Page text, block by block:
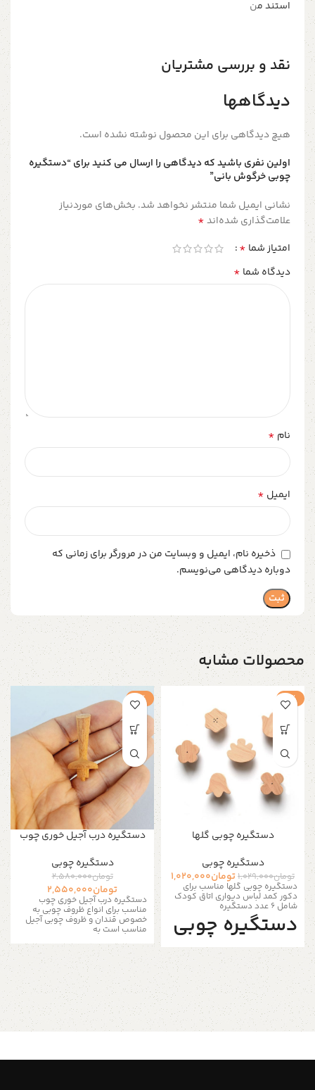
استند من
نقد و بررسی مشتریان
دیدگاهها
هیچ دیدگاهی برای این محصول نوشته نشده است.
اولین نفری باشید که دیدگاهی را ارسال می کنید برای “دستگیره
چوبی خرگوش بانی”
نشانی ایمیل شما منتشر نخواهد شد. بخش‌های موردنیاز
علامت‌گذاری شده‌اند*
امتیاز شما *
دیدگاه شما *
نام *
ایمیل *
ذخیره نام، ایمیل و وبسایت من در مرورگر برای زمانی که
دوباره دیدگاهی می‌نویسم.
محصولات مشابه
-1%
دستگیره چوبی گلها
دستگیره‌ چوبی
تومان1,029,000تومان1,020,000
دستگیره چوبی گلها مناسب برای
دکور کمد لباس دیواری اتاق کودک
شامل 6 عدد دستگیره
دستگیره چوبی
گلها
دارای یک سوراخ متناسب با انواع
مبلمان است. و میتوان آنها را روی
کشوها و ضخامت های درب 14 تا 30
میلی متر به راحتی نصب کرد برای
نصب از پیچ های 3 سانتی متری برای
ضخامت کشوهای 14 تا 20 میلی
استفاده کنید.
-1%
دستگیره درب آجیل خوری چوب
دستگیره‌ چوبی
تومان2,580,000
تومان2,550,000
دستگیره درب آجیل خوری چوب
مناسب برای انواع ظروف چوبی به
خصوص قندان و ظروف چوبی آجیل
مناسب است به